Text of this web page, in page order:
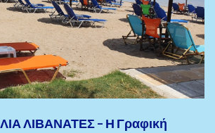
ΛΙΒΑΝΑΤΕΣ – Η Γραφική